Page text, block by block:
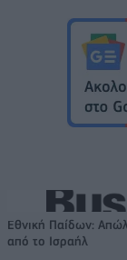
Εθνική Παίδων:
από το Ισραήλ